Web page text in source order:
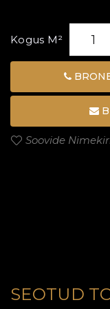
Kogus M²
Soovide
SEOTUD